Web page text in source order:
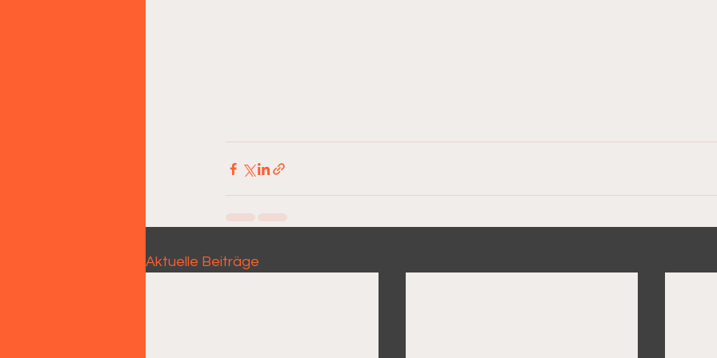
Aktuelle Beiträge